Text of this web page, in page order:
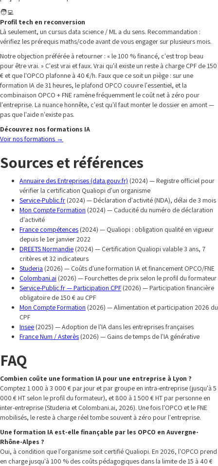
🧑‍💻
Profil tech en reconversion
Là seulement, un cursus data science / ML a du sens. Recommandation :
vérifiez les prérequis maths/code avant de vous engager sur plusieurs mois.
Notre objection préférée à retourner : « le 100 % financé, c'est trop beau
pour être vrai. » C'est vrai et faux. Vrai qu'il existe un reste à charge CPF de 150
€ et que l'OPCO plafonne à 40 €/h. Faux que ce soit un piège : sur une
formation IA de 31 heures, le plafond OPCO couvre l'essentiel, et la
combinaison OPCO + FNE ramène fréquemment le coût net à zéro pour
l'entreprise. La nuance honnête, c'est qu'il faut monter le dossier en amont —
pas que l'aide n'existe pas.
Découvrez nos formations IA
Voir nos formations →
Sources et références
Annuaire des Entreprises (data.gouv.fr) (2024) — Registre officiel pour
vérifier la certification Qualiopi d'un organisme
Service-Public.fr (2024) — Déclaration d'activité (NDA), délai de 3 mois
Mon Compte Formation (2024) — Caducité du numéro de déclaration
d'activité
France compétences (2024) — Qualiopi : obligation qualité en vigueur
depuis le 1er janvier 2022
DREETS Normandie (2024) — Certification Qualiopi valable 3 ans, 7
critères et 32 indicateurs
Studeria (2026) — Coûts d'une formation IA et financement OPCO/FNE
Colombani.ai (2026) — Fourchettes de prix selon le profil du formateur
Service-Public.fr — Participation CPF(2026) — Participation financière
obligatoire de 150 € au CPF
Mon Compte Formation (2026) — Alimentation et participation 2026 du
CPF
Insee (2025) — Adoption de l'IA dans les entreprises françaises
France Num / Asterès (2026) — Gains de temps de l'IA générative
FAQ
Combien coûte une formation IA pour une entreprise à Lyon ?
Comptez 1 000 à 3 000 € par jour et par groupe en intra-entreprise (jusqu'à 5
000 € HT selon le profil du formateur), et 800 à 1 500 € HT par personne en
inter-entreprise (Studeria et Colombani.ai, 2026). Une fois l'OPCO et le FNE
mobilisés, le reste à charge réel tombe souvent à zéro pour l'entreprise.
Une formation IA est-elle finançable par les OPCO en Auvergne-
Rhône-Alpes ?
Oui, à condition que l'organisme soit certifié Qualiopi. En 2026, l'OPCO prend
en charge jusqu'à 100 % des coûts pédagogiques dans la limite de 15 à 40 €